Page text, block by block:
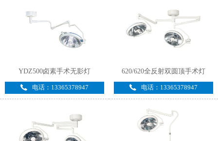
YDZ500卤素手术无影灯
电话：13365378947
620/620全反射双圆顶手术灯
电话：13365378947